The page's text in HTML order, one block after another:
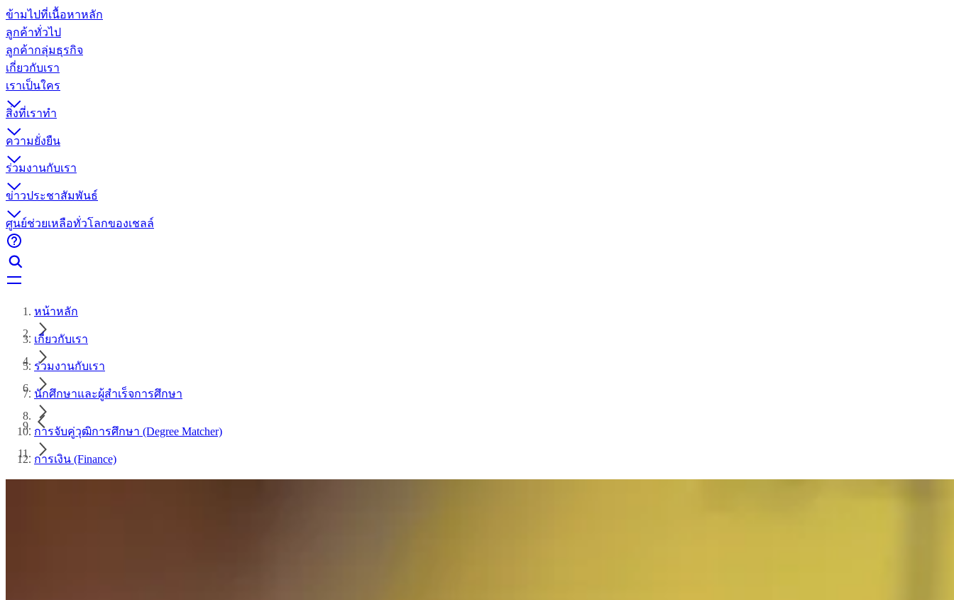
ข้ามไปที่เนื้อหาหลัก
ลูกค้าทั่วไป
ลูกค้ากลุ่มธุรกิจ
เกี่ยวกับเรา
เราเป็นใคร
สิ่งที่เราทำ
ความยั่งยืน
ร่วมงานกับเรา
ข่าวประชาสัมพันธ์
ศูนย์ช่วยเหลือทั่วโลกของเชลล์
หน้าหลัก
เกี่ยวกับเรา
ร่วมงานกับเรา
นักศึกษาและผู้สำเร็จการศึกษา
การจับคู่วุฒิการศึกษา (Degree Matcher)
การเงิน (Finance)